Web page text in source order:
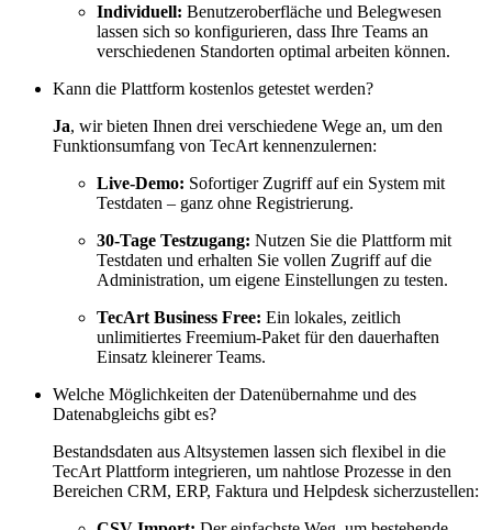
Individuell: Benutzeroberfläche und Belegwesen
lassen sich so konfigurieren, dass Ihre Teams an
verschiedenen Standorten optimal arbeiten können.
Kann die Plattform kostenlos getestet werden?
Ja, wir bieten Ihnen drei verschiedene Wege an, um den
Funktionsumfang von TecArt kennenzulernen:
Live-Demo: Sofortiger Zugriff auf ein System mit
Testdaten – ganz ohne Registrierung.
30-Tage Testzugang: Nutzen Sie die Plattform mit
Testdaten und erhalten Sie vollen Zugriff auf die
Administration, um eigene Einstellungen zu testen.
TecArt Business Free: Ein lokales, zeitlich
unlimitiertes Freemium-Paket für den dauerhaften
Einsatz kleinerer Teams.
Welche Möglichkeiten der Datenübernahme und des
Datenabgleichs gibt es?
Bestandsdaten aus Altsystemen lassen sich flexibel in die
TecArt Plattform integrieren, um nahtlose Prozesse in den
Bereichen CRM, ERP, Faktura und Helpdesk sicherzustellen: